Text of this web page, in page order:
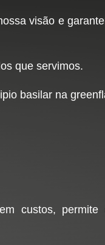
visão e
que servimos.
basilar na
custos,